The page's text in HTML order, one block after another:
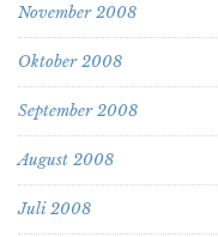
November 2008
Oktober 2008
September 2008
August 2008
Juli 2008